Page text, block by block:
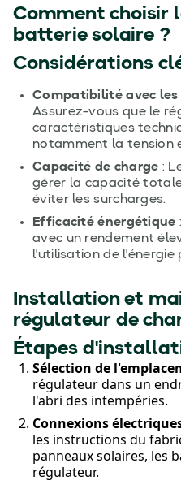
Comment choisir
batterie solaire?
Considérations
Compatibilité avec
Assurez-vous que le
caractéristiques
notamment la tension
Capacité de charge :
gérer la capacité
éviter les surcharges.
Efficacité énergétique
avec un rendement
l'utilisation de l'énergie
Installation et
régulateur de
Étapes
Sélection de
régulateur dans un
l'abri des intempéries.
Connexions
les instructions du
panneaux solaires, les
régulateur.